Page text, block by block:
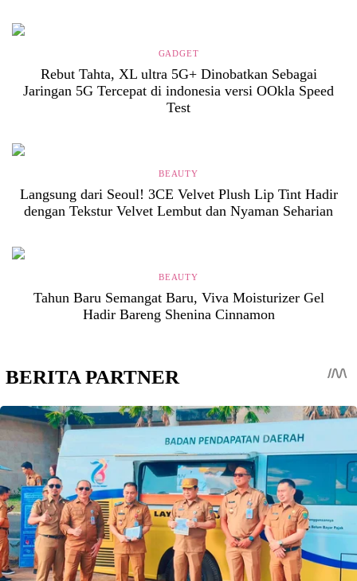
GADGET
Rebut Tahta, XL ultra 5G+ Dinobatkan Sebagai
Jaringan 5G Tercepat di indonesia versi OOkla Speed
Test
BEAUTY
Langsung dari Seoul! 3CE Velvet Plush Lip Tint Hadir
dengan Tekstur Velvet Lembut dan Nyaman Seharian
BEAUTY
Tahun Baru Semangat Baru, Viva Moisturizer Gel
Hadir Bareng Shenina Cinnamon